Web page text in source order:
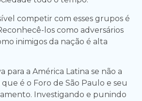
competir com esses grupos é
los como adversários
inimigos da nação é alta
para a América Latina se não a
é o Foro de São Paulo e seu
Investigando e punindo